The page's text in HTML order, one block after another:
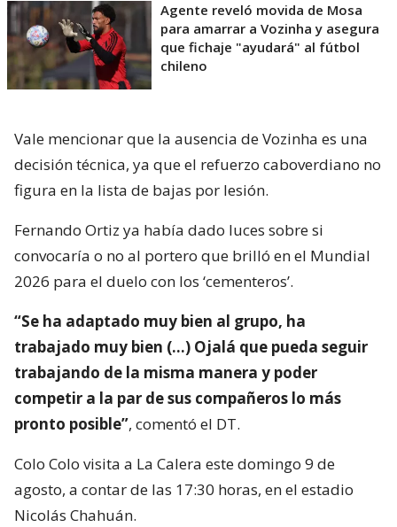
Agente reveló movida de Mosa
para amarrar a Vozinha y asegura
que fichaje "ayudará" al fútbol
chileno
Vale mencionar que la ausencia de Vozinha es una
decisión técnica, ya que el refuerzo caboverdiano no
figura en la lista de bajas por lesión.
Fernando Ortiz ya había dado luces sobre si
convocaría o no al portero que brilló en el Mundial
2026 para el duelo con los ‘cementeros’.
“Se ha adaptado muy bien al grupo, ha
trabajado muy bien (…) Ojalá que pueda seguir
trabajando de la misma manera y poder
competir a la par de sus compañeros lo más
pronto posible”, comentó el DT.
Colo Colo visita a La Calera este domingo 9 de
agosto, a contar de las 17:30 horas, en el estadio
Nicolás Chahuán.